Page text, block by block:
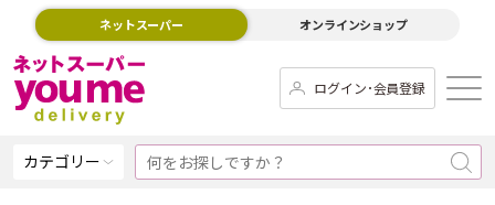
ネットスーパー オンラインショップ
ログイン･会員登録
カテゴリー